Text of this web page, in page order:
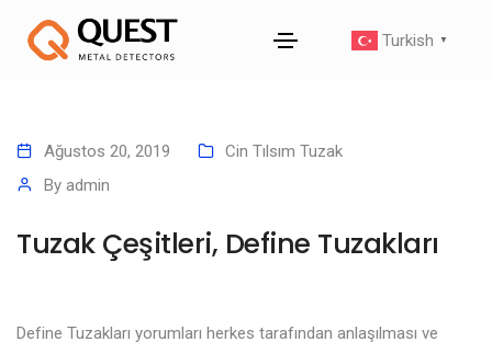
Turkish ▼
Ağustos 20, 2019
Cin Tılsım Tuzak
By admin
Tuzak Çeşitleri, Define Tuzakları
Define Tuzakları yorumları herkes tarafından anlaşılması ve